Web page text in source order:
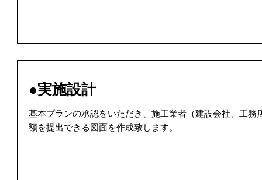
●実施設計
基本プランの承認をいただき、施工業者（建設会社、工務
額を提出できる図面を作成致します。